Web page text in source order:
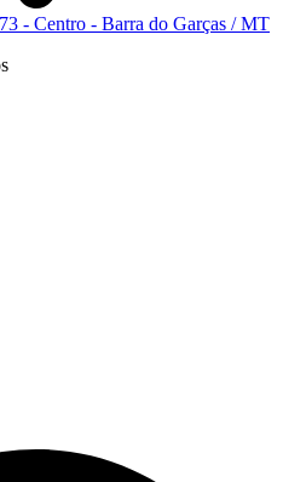
- Centro - Barra do Garças / MT